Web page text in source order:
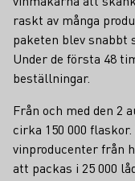
raskt av många
paketen blev snabbt
Under de första 48
beställningar.
Från och med den 2
cirka 150 000
vinproducenter från
att packas i 25 000